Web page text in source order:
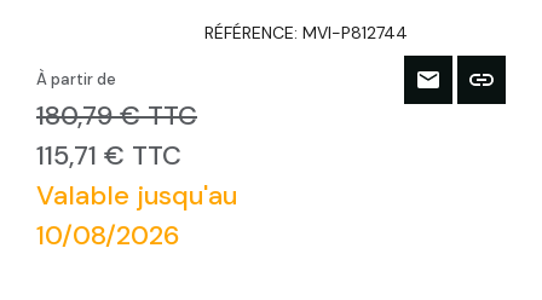
RÉFÉRENCE:MVI-P812744
À partir de
180,79 € TTC
115,71 € TTC
Valable jusqu'au
10/08/2026